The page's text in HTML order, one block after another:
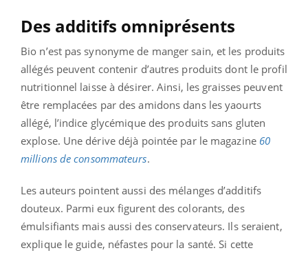
Des additifs omniprésents
Bio n’est pas synonyme de manger sain, et les produits
allégés peuvent contenir d’autres produits dont le profil
nutritionnel laisse à désirer. Ainsi, les graisses peuvent
être remplacées par des amidons dans les yaourts
allégé, l’indice glycémique des produits sans gluten
explose. Une dérive déjà pointée par le magazine 60
millions de consommateurs.
Les auteurs pointent aussi des mélanges d’additifs
douteux. Parmi eux figurent des colorants, des
émulsifiants mais aussi des conservateurs. Ils seraient,
explique le guide, néfastes pour la santé. Si cette